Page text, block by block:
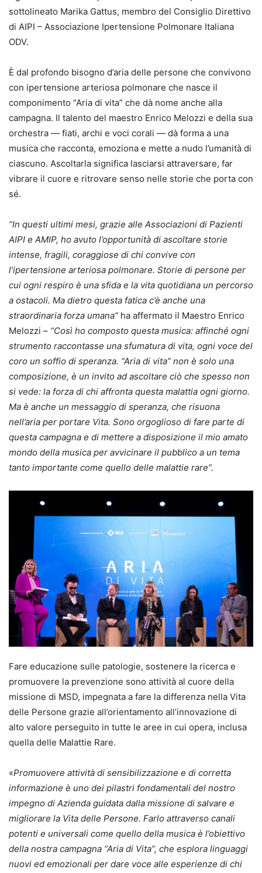
sottolineato Marika Gattus, membro del Consiglio Direttivo
di AIPI – Associazione Ipertensione Polmonare Italiana
ODV.
È dal profondo bisogno d’aria delle persone che convivono
con ipertensione arteriosa polmonare che nasce il
componimento “Aria di vita” che dà nome anche alla
campagna. Il talento del maestro Enrico Melozzi e della sua
orchestra — fiati, archi e voci corali — dà forma a una
musica che racconta, emoziona e mette a nudo l’umanità di
ciascuno. Ascoltarla significa lasciarsi attraversare, far
vibrare il cuore e ritrovare senso nelle storie che porta con
sé.
“In questi ultimi mesi, grazie alle Associazioni di Pazienti
AIPI e AMIP, ho avuto l’opportunità di ascoltare storie
intense, fragili, coraggiose di chi convive con
l’ipertensione arteriosa polmonare. Storie di persone per
cui ogni respiro è una sfida e la vita quotidiana un percorso
a ostacoli. Ma dietro questa fatica c’è anche una
straordinaria forza umana” ha affermato il Maestro Enrico
Melozzi – “Così ho composto questa musica: affinché ogni
strumento raccontasse una sfumatura di vita, ogni voce del
coro un soffio di speranza. “Aria di vita” non è solo una
composizione, è un invito ad ascoltare ciò che spesso non
si vede: la forza di chi affronta questa malattia ogni giorno.
Ma è anche un messaggio di speranza, che risuona
nell’aria per portare Vita. Sono orgoglioso di fare parte di
questa campagna e di mettere a disposizione il mio amato
mondo della musica per avvicinare il pubblico a un tema
tanto importante come quello delle malattie rare”.
Fare educazione sulle patologie, sostenere la ricerca e
promuovere la prevenzione sono attività al cuore della
missione di MSD, impegnata a fare la differenza nella Vita
delle Persone grazie all’orientamento all’innovazione di
alto valore perseguito in tutte le aree in cui opera, inclusa
quella delle Malattie Rare.
«Promuovere attività di sensibilizzazione e di corretta
informazione è uno dei pilastri fondamentali del nostro
impegno di Azienda guidata dalla missione di salvare e
migliorare la Vita delle Persone. Farlo attraverso canali
potenti e universali come quello della musica è l’obiettivo
della nostra campagna “Aria di Vita”, che esplora linguaggi
nuovi ed emozionali per dare voce alle esperienze di chi